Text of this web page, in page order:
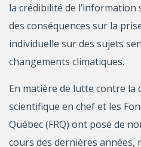
la crédibilité de
des conséquences sur la
individuelle sur des sujets
changements climatiques.
En matière de lutte contre la
scientifique en chef et les
Québec (FRQ) ont posé de
cours des dernières années,